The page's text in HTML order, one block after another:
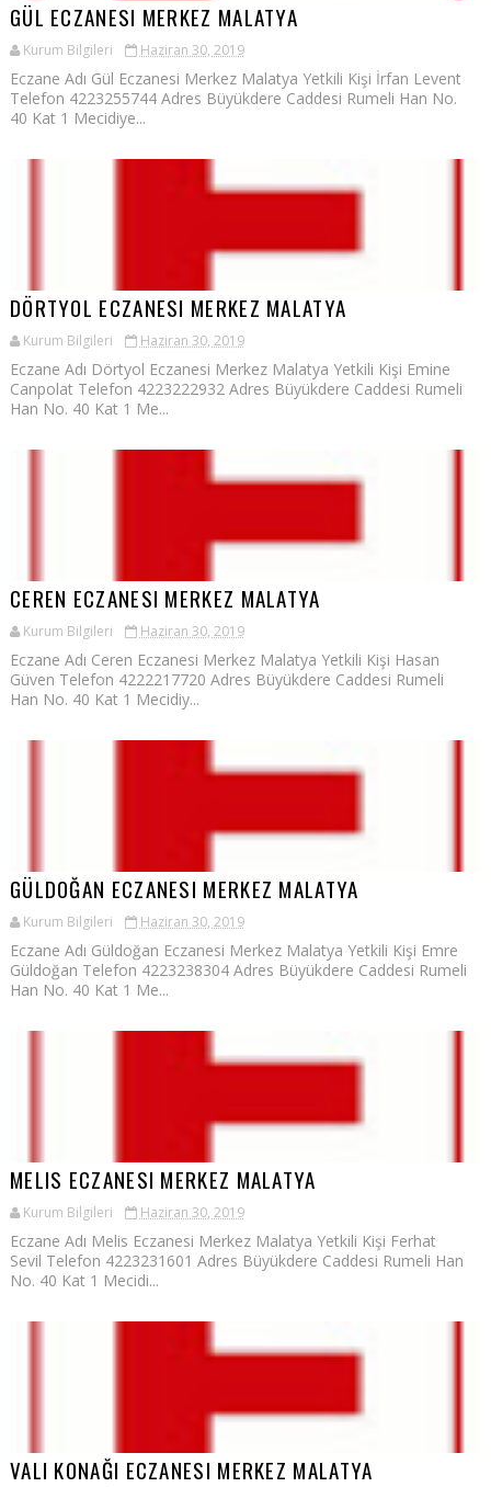
GÜL ECZANESI MERKEZ MALATYA
Kurum Bilgileri Haziran 30, 2019
Eczane Adı Gül Eczanesi Merkez Malatya Yetkili Kişi İrfan Levent
Telefon 4223255744 Adres Büyükdere Caddesi Rumeli Han No.
40 Kat 1 Mecidiye...
DÖRTYOL ECZANESI MERKEZ MALATYA
Kurum Bilgileri Haziran 30, 2019
Eczane Adı Dörtyol Eczanesi Merkez Malatya Yetkili Kişi Emine
Canpolat Telefon 4223222932 Adres Büyükdere Caddesi Rumeli
Han No. 40 Kat 1 Me...
CEREN ECZANESI MERKEZ MALATYA
Kurum Bilgileri Haziran 30, 2019
Eczane Adı Ceren Eczanesi Merkez Malatya Yetkili Kişi Hasan
Güven Telefon 4222217720 Adres Büyükdere Caddesi Rumeli
Han No. 40 Kat 1 Mecidiy...
GÜLDOĞAN ECZANESI MERKEZ MALATYA
Kurum Bilgileri Haziran 30, 2019
Eczane Adı Güldoğan Eczanesi Merkez Malatya Yetkili Kişi Emre
Güldoğan Telefon 4223238304 Adres Büyükdere Caddesi Rumeli
Han No. 40 Kat 1 Me...
MELIS ECZANESI MERKEZ MALATYA
Kurum Bilgileri Haziran 30, 2019
Eczane Adı Melis Eczanesi Merkez Malatya Yetkili Kişi Ferhat
Sevil Telefon 4223231601 Adres Büyükdere Caddesi Rumeli Han
No. 40 Kat 1 Mecidi...
VALI KONAĞI ECZANESI MERKEZ MALATYA